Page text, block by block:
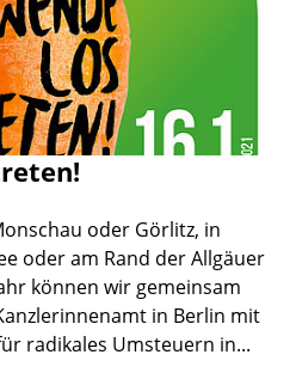
oder Görlitz, in
oder am Rand der Allgäuer
können wir gemeinsam
in Berlin mit
radikales Umsteuern in...